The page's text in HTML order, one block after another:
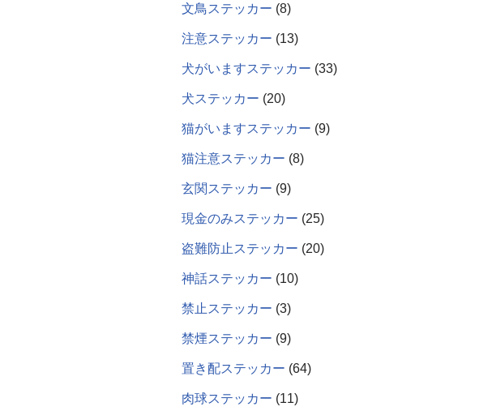
文鳥ステッカー 8
注意ステッカー 13
犬がいますステッカー 33
犬ステッカー 20
猫がいますステッカー 9
猫注意ステッカー 8
玄関ステッカー 9
現金のみステッカー 25
盗難防止ステッカー 20
神話ステッカー 10
禁止ステッカー 3
禁煙ステッカー 9
置き配ステッカー 64
肉球ステッカー 11